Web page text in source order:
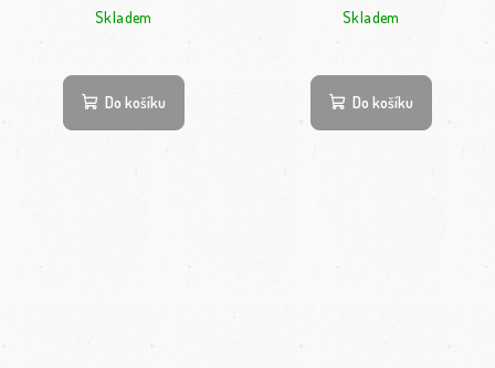
Skladem
Do košíku
Skladem
Do košíku